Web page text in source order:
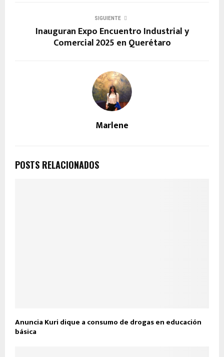
SIGUIENTE
Inauguran Expo Encuentro Industrial y
Comercial 2025 en Querétaro
Marlene
POSTS RELACIONADOS
Anuncia Kuri dique a consumo de drogas en educación
básica